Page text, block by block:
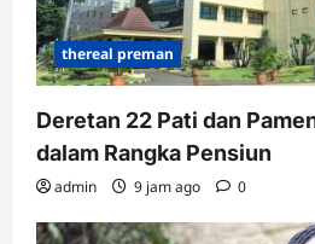
thereal preman
Deretan 22 Pati dan
dalam Rangka Pensiun
admin 9 jam ago 0